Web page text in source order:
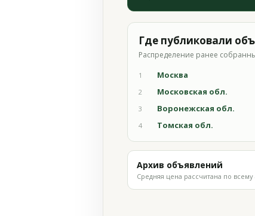
Где публиковали
Распределение ранее
1 Москва
2
Московская обл.
3
Воронежская обл.
4
Томская обл.
Архив объявлений
Средняя цена рассчитана по всему